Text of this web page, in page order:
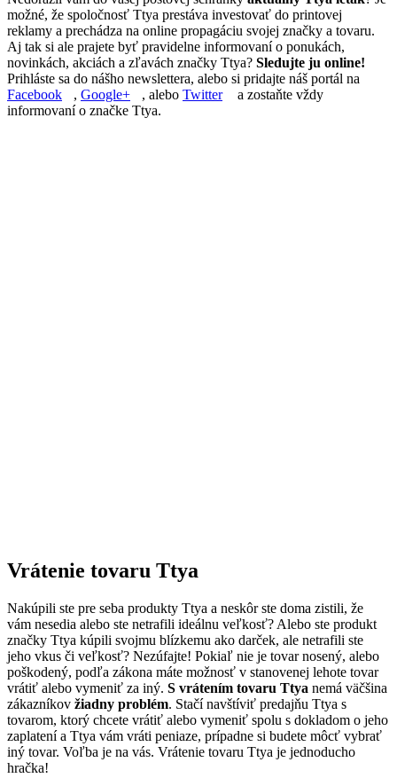
možné, že spoločnosť Ttya prestáva investovať do printovej
reklamy a prechádza na online propagáciu svojej značky a tovaru.
Aj tak si ale prajete byť pravidelne informovaní o ponukách,
novinkách, akciách a zľavách značky Ttya? Sledujte ju online!
Prihláste sa do nášho newslettera, alebo si pridajte náš portál na
Facebook
, Google+ , alebo Twitter
a zostaňte vždy
informovaní o značke Ttya.
Vrátenie tovaru Ttya
Nakúpili ste pre seba produkty Ttya a neskôr ste doma zistili, že
vám nesedia alebo ste netrafili ideálnu veľkosť? Alebo ste produkt
značky Ttya kúpili svojmu blízkemu ako darček, ale netrafili ste
jeho vkus či veľkosť? Nezúfajte! Pokiaľ nie je tovar nosený, alebo
poškodený, podľa zákona máte možnosť v stanovenej lehote tovar
vrátiť alebo vymeniť za iný. S vrátením tovaru Ttya nemá väčšina
zákazníkov žiadny problém. Stačí navštíviť predajňu Ttya s
tovarom, ktorý chcete vrátiť alebo vymeniť spolu s dokladom o jeho
zaplatení a Ttya vám vráti peniaze, prípadne si budete môcť vybrať
iný tovar. Voľba je na vás. Vrátenie tovaru Ttya je jednoducho
hračka!